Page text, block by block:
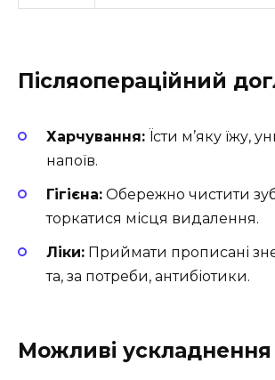
Післяопераційний
Харчування: Їсти м’яку їжу,
напоїв.
Гігієна: Обережно чистити
торкатися місця видалення.
Ліки: Приймати прописані
та, за потреби, антибіотики.
Можливі ускладнення